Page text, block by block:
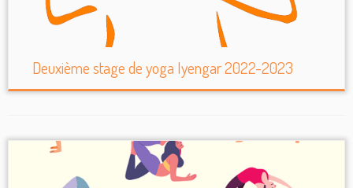
Deuxième stage de yoga Iyengar 2022-2023